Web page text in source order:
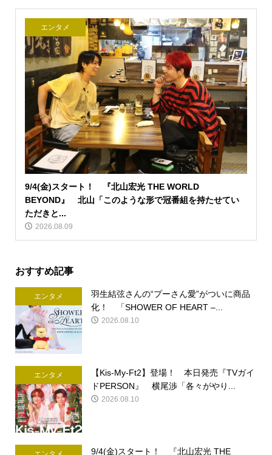
エンタメ
9/4(金)スタート！ 『北山宏光 THE WORLD
BEYOND』 北山「このような形で冠番組を持たせてい
ただきと...
2026.08.09
おすすめ記事
エンタメ
羽生結弦さんの“プーさん愛”がついに商品
化！ 「SHOWER OF HEART –...
2026.08.10
エンタメ
【Kis-My-Ft2】登場！ 本日発売『TVガイ
ドPERSON』 横尾渉「各々がやり...
2026.08.10
9/4(金)スタート！ 『北山宏光 THE